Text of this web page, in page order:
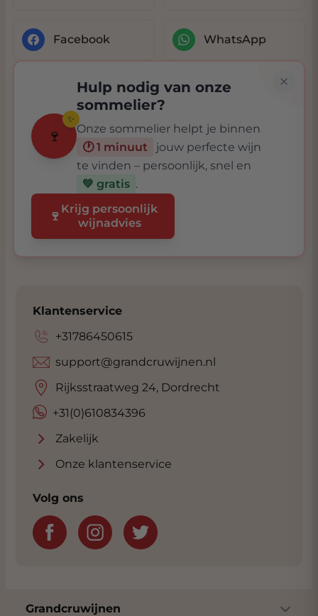
Facebook WhatsApp
🍷
✨
Hulp nodig van onze
sommelier?
Onze sommelier helpt je binnen
🕐 1 minuut
jouw perfecte wijn
te vinden – persoonlijk, snel en
💚 gratis .
🍷 Krijg persoonlijk
wijnadvies
Klantenservice
+31786450615
+31(0)610834396
support@grandcruwijnen.nl
Rijksstraatweg 24, Dordrecht
Zakelijk
Onze klantenservice
Volg ons
Grandcruwijnen